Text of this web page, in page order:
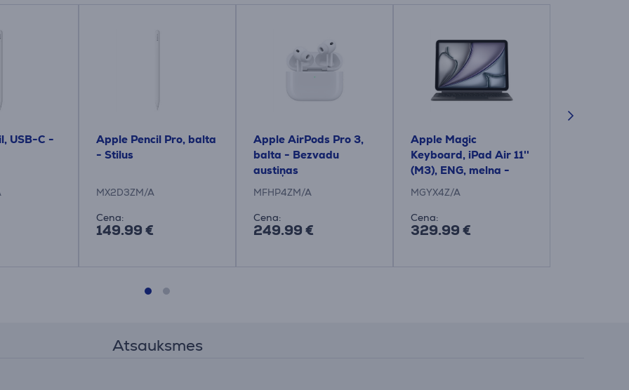
USB-C -
Apple Pencil Pro, balta
- Stilus
MX2D3ZM/A
Cena:
149.99 €
Apple AirPods Pro 3,
balta - Bezvadu
austiņas
MFHP4ZM/A
Cena:
249.99 €
Apple Magic
Keyboard, iPad Air 11''
(M3), ENG, melna -
Klaviatūra
MGYX4Z/A
Cena:
329.99 €
Atsauksmes